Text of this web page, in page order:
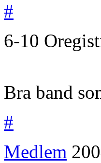
#
6-10
Bra band
#
Medlem